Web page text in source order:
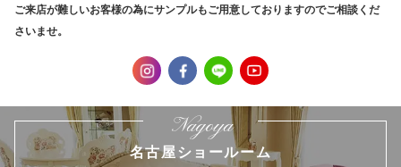
ご来店が難しいお客様の為にサンプルもご用意しておりますのでご相談くだ
さいませ。
Nagoya
名古屋ショールーム